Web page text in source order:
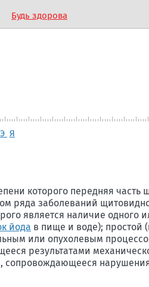
Будь здорова
Э Я
которого передняя
ряда заболеваний
является наличие одного
йода в пище и воде); простой
или опухолевым
результатами
сопровождающееся